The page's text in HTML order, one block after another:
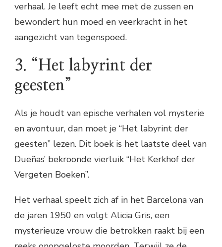
verhaal. Je leeft echt mee met de zussen en
bewondert hun moed en veerkracht in het
aangezicht van tegenspoed.
3. “Het labyrint der
geesten”
Als je houdt van epische verhalen vol mysterie
en avontuur, dan moet je “Het labyrint der
geesten” lezen. Dit boek is het laatste deel van
Dueñas’ bekroonde vierluik “Het Kerkhof der
Vergeten Boeken”.
Het verhaal speelt zich af in het Barcelona van
de jaren 1950 en volgt Alicia Gris, een
mysterieuze vrouw die betrokken raakt bij een